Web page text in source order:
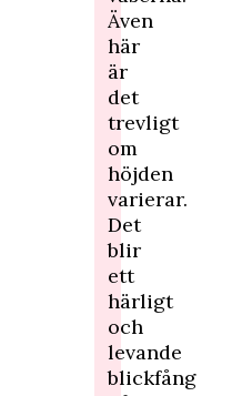
Även
här
är
det
trevligt
om
höjden
varierar.
Det
blir
ett
härligt
och
levande
blickfång